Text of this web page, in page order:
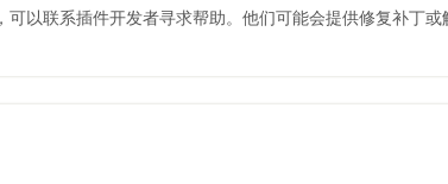
以联系插件开发者寻求帮助。他们可能会提供修复补丁或